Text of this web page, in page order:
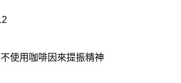
不使用咖啡因來提振精神